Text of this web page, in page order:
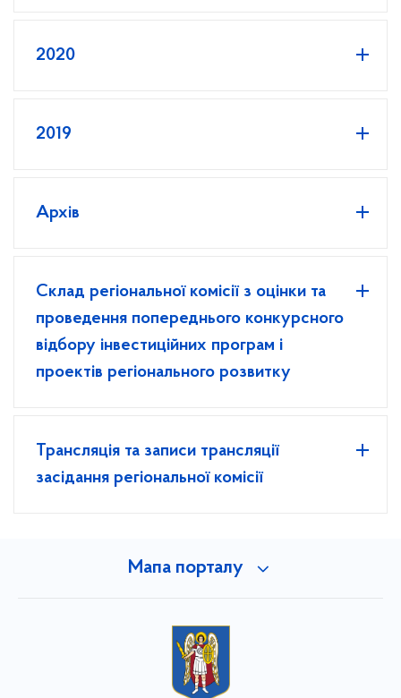
2020
2019
Архів
Склад регіональної комісії з оцінки та
проведення попереднього конкурсного
відбору інвестиційних програм і
проектів регіонального розвитку
Трансляція та записи трансляції
засідання регіональної комісії
Мапа порталу